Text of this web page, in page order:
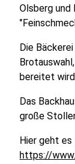
Olsberg
Die
bereitet
Das
große
Hier geht es
https://